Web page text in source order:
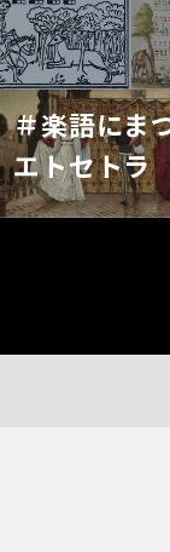
＃楽語にま
エトセトラ